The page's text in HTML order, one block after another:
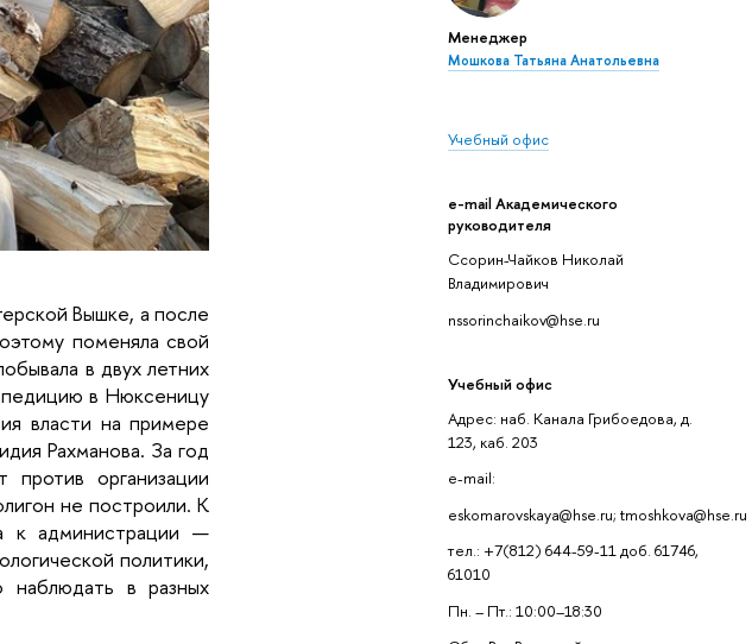
Менеджер
Мошкова Татьяна Анатольевна
Учебный офис
e-mail Академического
руководителя
Ссорин-Чайков Николай
Владимирович
nssorinchaikov@hse.ru
Учебный офис
Адрес: наб. Канала Грибоедова, д.
123, каб. 203
e-mail:
eskomarovskaya@hse.ru; tmoshkova@hse.ru
тел.: +7(812) 644-59-11 доб. 61746,
61010
Пн. – Пт.: 10:00–18:30
Вышке, а после
поменяла свой
в двух летних
в Нюксеницу
власти на примере
Рахманова. За год
организации
не построили. К
к администрации —
политики,
наблюдать в разных